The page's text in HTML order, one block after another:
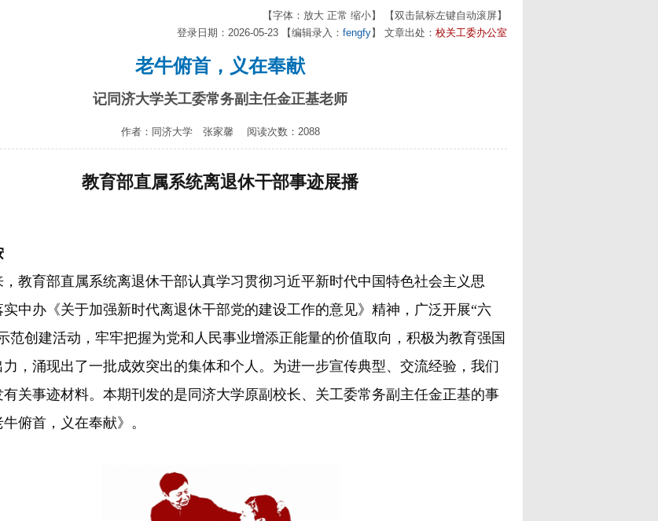
【字体： 放大 正常 缩小】 【双击鼠标左键自动滚屏】
登录日期：2026-05-23 【编辑录入： fengfy】 文章出处： 校关工委办公室
老牛俯首，义在奉献
记同济大学关工委常务副主任金正基老师
作者：同济大学 张家馨 阅读次数：2088
教育部直属系统离退休干部事迹展播
育部直属系统离退休干部认真学习贯彻习近平新时代中国特色社会主义思
中办《关于加强新时代离退休干部党的建设工作的意见》精神，广泛开展“六
范创建活动，牢牢把握为党和人民事业增添正能量的价值取向，积极为教育强国
，涌现出了一批成效突出的集体和个人。为进一步宣传典型、交流经验，我们
关事迹材料。本期刊发的是同济大学原副校长、关工委常务副主任金正基的事
俯首，义在奉献》。